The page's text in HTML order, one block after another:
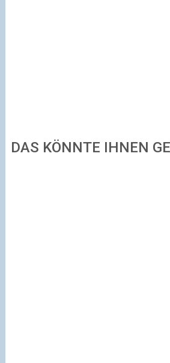
DAS KÖNNTE IHNEN